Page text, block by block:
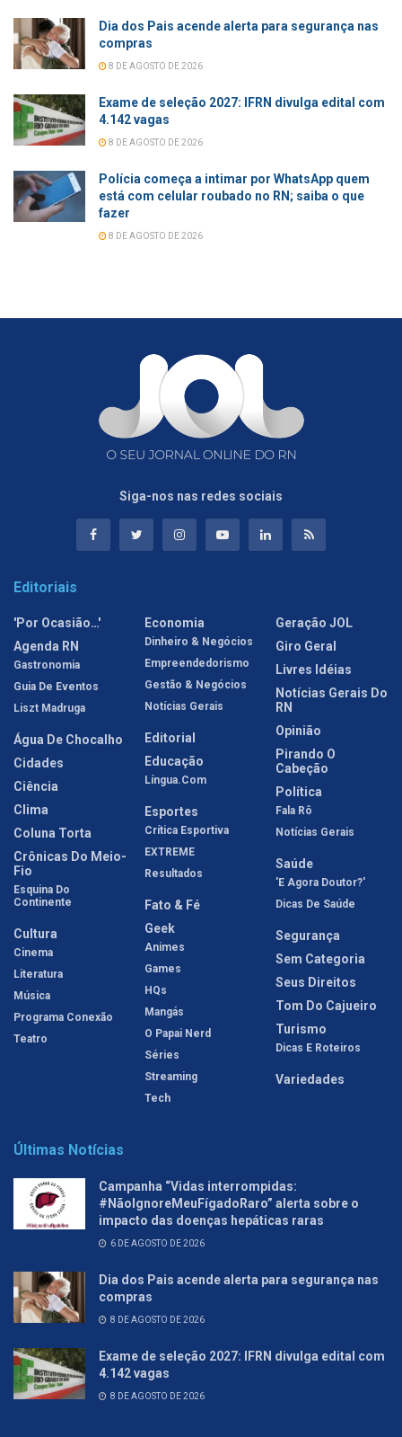
Dia dos Pais acende alerta para segurança nas
compras
8 DE AGOSTO DE 2026
Exame de seleção 2027: IFRN divulga edital com
4.142 vagas
8 DE AGOSTO DE 2026
Polícia começa a intimar por WhatsApp quem
está com celular roubado no RN; saiba o que
fazer
8 DE AGOSTO DE 2026
Siga-nos nas redes sociais
Editoriais
'Por Ocasião…'
Agenda RN
Gastronomia
Guia De Eventos
Liszt Madruga
Água De Chocalho
Cidades
Ciência
Clima
Coluna Torta
Crônicas Do Meio-
Fio
Esquina Do
Continente
Cultura
Cinema
Literatura
Música
Programa Conexão
Teatro
Economia
Dinheiro & Negócios
Empreendedorismo
Gestão & Negócios
Notícias Gerais
Editorial
Educação
Língua.com
Esportes
Crítica Esportiva
EXTREME
Resultados
Fato & Fé
Geek
Animes
Games
HQs
Mangás
O Papai Nerd
Séries
Streaming
Tech
Geração JOL
Giro Geral
Livres Idéias
Notícias Gerais Do
RN
Opinião
Pirando O
Cabeção
Política
Fala Rô
Notícias Gerais
Saúde
'E Agora Doutor?'
Dicas De Saúde
Segurança
Sem Categoria
Seus Direitos
Tom Do Cajueiro
Turismo
Dicas E Roteiros
Variedades
Últimas Notícias
Campanha “Vidas interrompidas:
#NãoIgnoreMeuFígadoRaro” alerta sobre o
impacto das doenças hepáticas raras
6 DE AGOSTO DE 2026
Dia dos Pais acende alerta para segurança nas
compras
8 DE AGOSTO DE 2026
Exame de seleção 2027: IFRN divulga edital com
4.142 vagas
8 DE AGOSTO DE 2026